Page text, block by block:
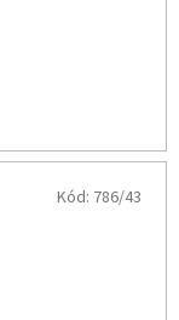
Kód: 786/43